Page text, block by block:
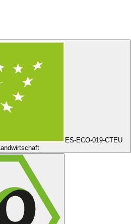
ES-ECO-019-CTEU
Landwirtschaft